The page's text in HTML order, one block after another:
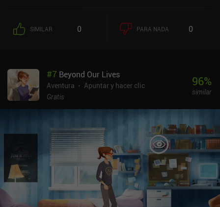
SIMILAR 0 PARA NADA 0
#7 Beyond Our Lives
Aventura
Apuntar y hacer clic
Gratis
96%
similar